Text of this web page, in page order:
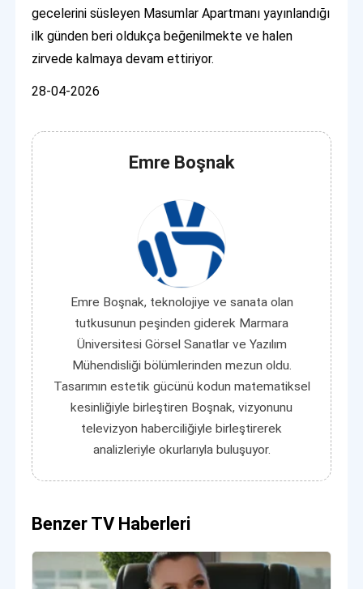
gecelerini süsleyen Masumlar Apartmanı yayınlandığı
ilk günden beri oldukça beğenilmekte ve halen
zirvede kalmaya devam ettiriyor.
28-04-2026
Emre Boşnak
Emre Boşnak, teknolojiye ve sanata olan
tutkusunun peşinden giderek Marmara
Üniversitesi Görsel Sanatlar ve Yazılım
Mühendisliği bölümlerinden mezun oldu.
Tasarımın estetik gücünü kodun matematiksel
kesinliğiyle birleştiren Boşnak, vizyonunu
televizyon haberciliğiyle birleştirerek
analizleriyle okurlarıyla buluşuyor.
Benzer TV Haberleri